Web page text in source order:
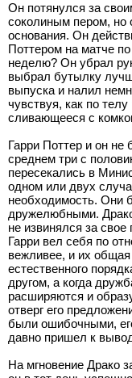
Он потянулся за
соколиным пером, но
основания. Он
Поттером на матче
неделю? Он убрал
выбрал бутылку
выпуска и налил
чувствуя, как по
сливающееся с
Гарри Поттер и он
среднем три с
пересекались в
одном или двух
необходимость. Они
дружелюбными.
не извинялся за
Гарри вел себя по
вежливее, и их
естественного
другом, а когда
расширяются и
отверг его
были ошибочными,
давно пришел к
На мгновение Драко